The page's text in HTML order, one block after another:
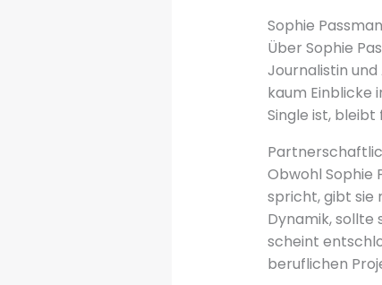
Sophie
Über Sophie
Journalistin
kaum Einblicke
Single ist,
Obwohl Sophie
spricht, gibt sie
Dynamik, sollte
scheint
beruflichen